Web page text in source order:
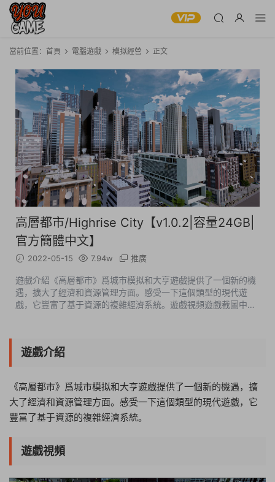
當前位置： 首頁 電腦遊戲 模拟經營 正文
高層都市/Highrise City【v1.0.2|容量24GB|
官方簡體中文】
2022-05-15 7.94w 推廣
遊戲介紹《高層都市》爲城市模拟和大亨遊戲提供了一個新的機
遇，擴大了經濟和資源管理方面。感受一下這個類型的現代遊
戲，它豐富了基于資源的複雜經濟系統。遊戲視頻遊戲截圖中文
遊戲介紹
《高層都市》爲城市模拟和大亨遊戲提供了一個新的機遇，擴
大了經濟和資源管理方面。感受一下這個類型的現代遊戲，它
豐富了基于資源的複雜經濟系統。
遊戲視頻